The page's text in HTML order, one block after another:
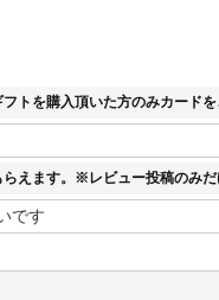
トを購入頂いた方のみカード
えます。※レビュー投稿のみ